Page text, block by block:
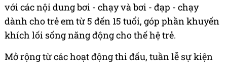
với các nội dung bơi - chạy và bơi - đạp - chạy
dành cho trẻ em từ 5 đến 15 tuổi, góp phần khuyến
khích lối sống năng động cho thế hệ trẻ.
Mở rộng từ các hoạt động thi đấu, tuần lễ sự kiện